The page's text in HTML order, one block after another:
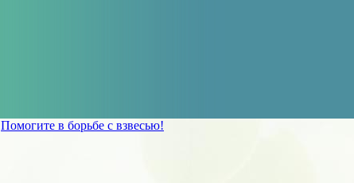
Помогите в борьбе с взвесью!